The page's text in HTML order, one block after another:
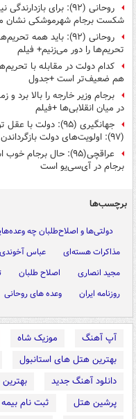
شکست برجام شهرموشکی نشان
تحریم‌ها را دور می‌زنیم+ فیلم
کدام دولت در مقابله با
هم ضعیف‌تر است +جدول
برجام وزیر خارجه را بالا
در میان انقلابی‌ها +فیلم
جهانگیری (۹۵):
(۹۷): اولویت‌های دولت بازگرداندن ثبات اقتصادی به کشور است+ فیلم
برجام در آی‌سی‌یو است
برچسب‌ها
دولتی‌ها و اصلاح‌طلبان چه
مذاکرات هسته‌ای
عباس آخوندی
مجید انصاری
اصلاح طلبان
روزنامه ایران
وعده های روحانی
آپ آهنگ موزیک شاه
بهترین هتل های استانبول
دانلود آهنگ جدید
پرشین هتل
ثبت نام